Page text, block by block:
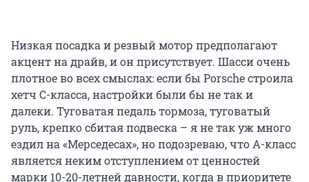
Низкая посадка и резвый мотор предполагают
акцент на драйв, и он присутствует. Шасси очень
плотное во всех смыслах: если бы Porsche строила
хетч С-класса, настройки были бы не так и
далеки. Туговатая педаль тормоза, туговатый
руль, крепко сбитая подвеска – я не так уж много
ездил на «Мерседесах», но подозреваю, что А-класс
является неким отступлением от ценностей
марки 10-20-летней давности, когда в приоритете